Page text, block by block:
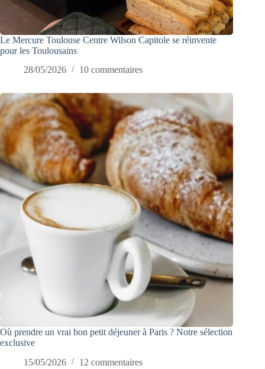
Le Mercure Toulouse Centre Wilson Capitole se réinvente
pour les Toulousains
28/05/2026
10 commentaires
Où prendre un vrai bon petit déjeuner à Paris ? Notre sélection
exclusive
15/05/2026
12 commentaires